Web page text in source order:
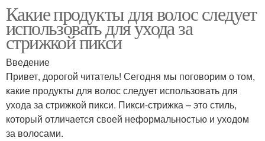
Какие продукты для волос следует
использовать для ухода за
стрижкой пикси
Введение
Привет, дорогой читатель! Сегодня мы поговорим о том,
какие продукты для волос следует использовать для
ухода за стрижкой пикси. Пикси-стрижка – это стиль,
который отличается своей неформальностью и уходом
за волосами.